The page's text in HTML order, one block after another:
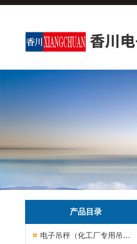
产品目录
电子吊秤（化工厂专用吊秤）